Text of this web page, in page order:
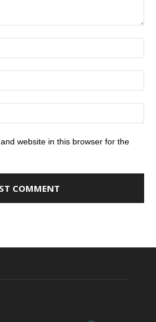
website in this browser for the